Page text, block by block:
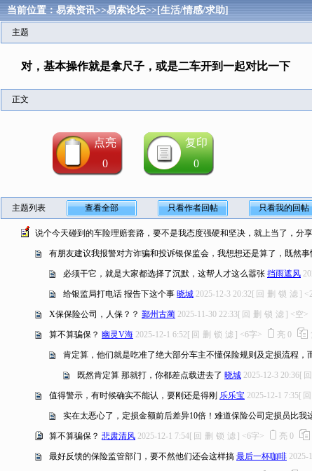
当前位置：易索资讯>>易索论坛>>[生活/情感/求助]
主题
对，基本操作就是拿尺子，或是二车开到一起对比一下
正文
点亮
0
复印
0
主题列表 查看全部 只看作者回帖 只看我的回帖
说个今天碰到的车险理赔套路，要不是我态度强硬和坚决，就上当了，分享
有朋友建议我报警对方诈骗和投诉银保监会，我想想还是算了，既然事
必须干它，就是大家都选择了沉默，这帮人才这么嚣张 挡雨遮风
给银监局打电话 报告下这个事 晓城 2025-12-3 20:32 [ 回 删 锁 滤 ]
X保保险公司，人保？？ 鄞州古蔺 2025-11-30 22:33[ 回 删 锁 滤 ] <空>
算不算骗保？ 幽灵V海 2025-12-1 6:52 [ 回 删 锁 滤 ] <6字> 亮 0
肯定算，他们就是吃准了绝大部分车主不懂保险规则及定损流程，
既然肯定算 那就打，你都差点载进去了 晓城 2025-12-3 20:36[ 回
值得警示，有时候确实不能认，要刚还是得刚 乐乐宝 2025-12-1 7:35[ 回
实在太恶心了，定损金额前后差异10倍！难道保险公司定损员比
算不算骗保？ 悲肃清风 2025-12-1 7:54[ 回 删 锁 滤 ] <6字> 亮 0
最好反馈的保险监管部门，要不然他们还会这样搞 最后一杯咖啡 2025-